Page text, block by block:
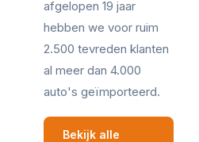
afgelopen 19 jaar
hebben we voor ruim
2.500 tevreden klanten
al meer dan 4.000
auto's geïmporteerd.
Bekijk alle